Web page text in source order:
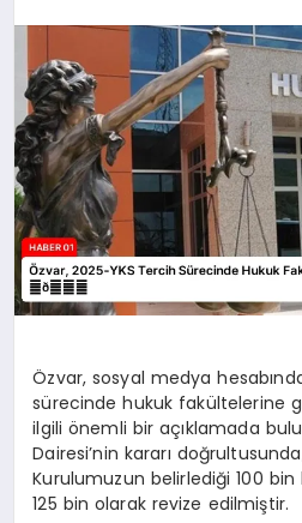
Özvar, sosyal medya
sürecinde hukuk fakültelerine
ilgili önemli bir açıklamada
Dairesi’nin kararı
Kurulumuzun belirlediği 100 bin
125 bin olarak revize edilmiştir.